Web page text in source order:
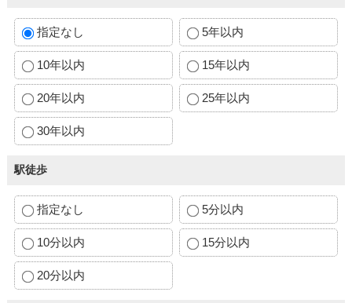
指定なし 5年以内
10年以内 15年以内
20年以内 25年以内
30年以内
駅徒歩
指定なし 5分以内
10分以内 15分以内
20分以内